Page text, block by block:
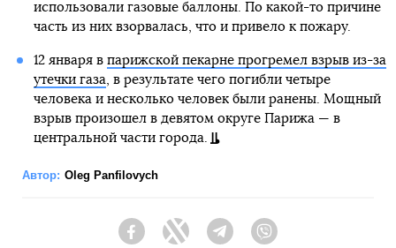
использовали газовые баллоны. По какой-то причине
часть из них взорвалась, что и привело к пожару.
12 января в парижской пекарне прогремел взрыв из-за
утечки газа, в результате чего погибли четыре
человека и несколько человек были ранены. Мощный
взрыв произошел в девятом округе Парижа — в
центральной части города.
Автор: Oleg Panfilovych
FacebookTwitter Telegram